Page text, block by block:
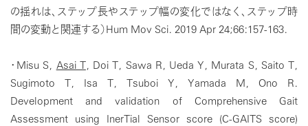
の揺れは、ステップ長やステップ幅の変化ではなく、ステップ時
間の変動と関連する）Hum Mov Sci. 2019 Apr 24;66:157-163.
・Misu S, Asai T, Doi T, Sawa R, Ueda Y, Murata S, Saito T,
Sugimoto T, Isa T, Tsuboi Y, Yamada M, Ono R.
Development and validation of Comprehensive Gait
Assessment using InerTial Sensor score (C-GAITS score)